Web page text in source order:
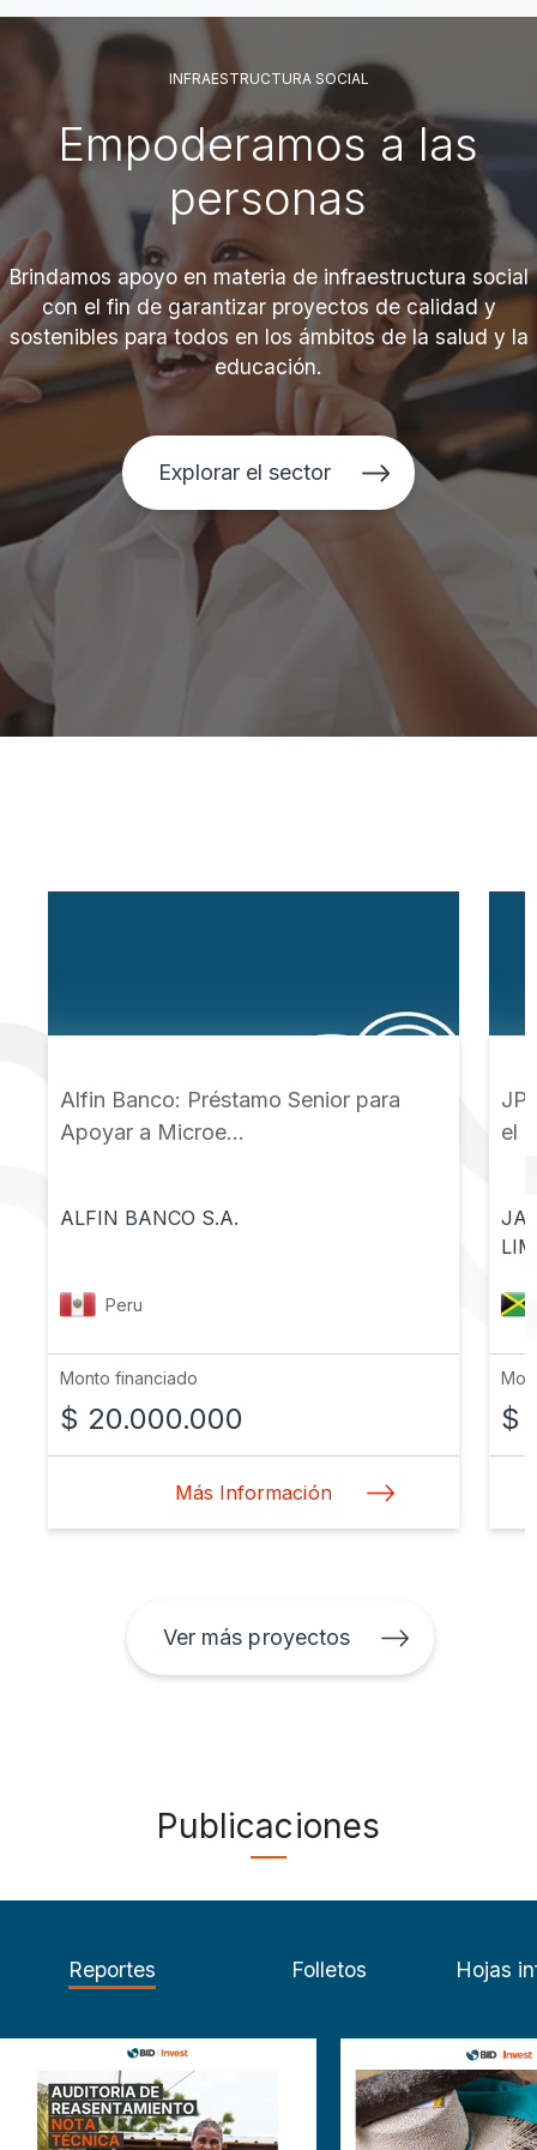
INFRAESTRUCTURA SOCIAL
Empoderamos a las
personas
Brindamos apoyo en materia de infraestructura social
con el fin de garantizar proyectos de calidad y
sostenibles para todos en los ámbitos de la salud y la
educación.
Explorar el sector
Alfin Banco: Préstamo Senior para
Apoyar a Microe...
ALFIN BANCO S.A.
Peru
Monto financiado
$ 20.000.000
Más Información
el
$
Ver más proyectos
Publicaciones
Reportes Folletos Hojas